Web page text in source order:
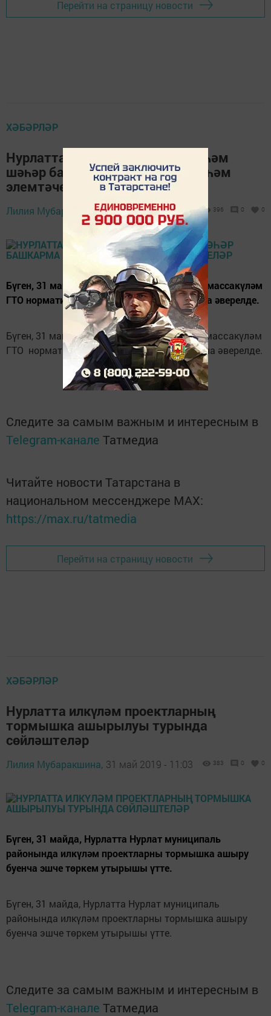
Перейти на страницу новости
ХӘБӘРЛӘР
Нурлатта ГТО: стартта – район һәм
шәһәр башкарма комитетлары һәм
элемтәчеләр
Лилия Мубаракшина, 31 май 2019 - 11:06 396 0 0
Бүген, 31 майда, Нурлатның “Спорт” паркы массакүләм
ГТО нормативлары тапшыру мәйданчыгына әверелде.
Бүген, 31 майда, Нурлатның “Спорт” паркы массакүләм
ГТО нормативлары тапшыру мәйданчыгына әверелде.
Следите за самым важным и интересным в
Telegram-канале Татмедиа
Читайте новости Татарстана в
национальном мессенджере MАХ:
https://max.ru/tatmedia
Перейти на страницу новости
ХӘБӘРЛӘР
Нурлатта илкүләм проектларның
тормышка ашырылуы турында
сөйләштеләр
Лилия Мубаракшина, 31 май 2019 - 11:03 383 0 0
Бүген, 31 майда, Нурлатта Нурлат муниципаль
районында илкүләм проектларны тормышка ашыру
буенча эшче төркем утырышы үтте.
Бүген, 31 майда, Нурлатта Нурлат муниципаль
районында илкүләм проектларны тормышка ашыру
буенча эшче төркем утырышы үтте.
Следите за самым важным и интересным в
Telegram-канале Татмедиа